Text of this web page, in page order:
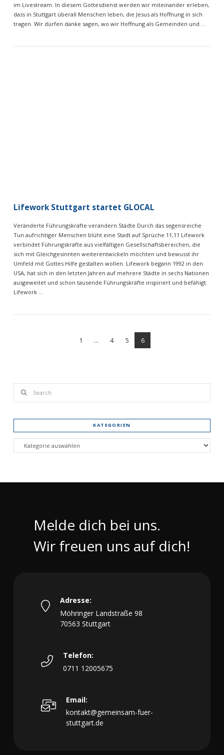
im Livestream. In diesem Gottesdienst werden wir miteinander erleben,
dass in Stuttgart überall Menschen leben, die Jesus als Hoffnung in sich
tragen. Wir dürfen danke sagen, wo wir Hoffnung als Gemeinden und …
VIEW POST
Lifework Stuttgart startet GLOCAL
Veränderte Führungskräfte verändern Städte Durch das segensreiche
Tun aufrichtiger Menschen blüht eine Stadt auf.Sprüche 11,11 Lifework
verbindet Führungskräfte aus vielfältigen Gesellschaftsbereichen, die
sich mit Gleichgesinnten weiterentwickeln möchten und bewusst ihr
Umfeld mit Gottes Hilfe gestalten wollen. Lifework begann 1992 in den
USA, hat sich in den letzten Jahren auf mehrere Städte in sechs Nationen
ausgeweitet und schon tausende Führungskräfte inspiriert und befähigt.
Lifework …
1 ... 4 5 6
KATEGORIEN
Kategorien
Melde dich bei uns.
Wir freuen uns auf dich!
Adresse:
Möhringer Landstraße 98
70563 Stuttgart
Telefon:
0711 12005675
Email:
kontakt@gemeinsam-fuer-
stuttgart.de